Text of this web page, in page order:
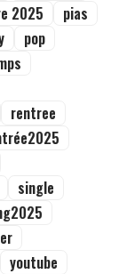
2025
pias
pop
rentree
single
youtube